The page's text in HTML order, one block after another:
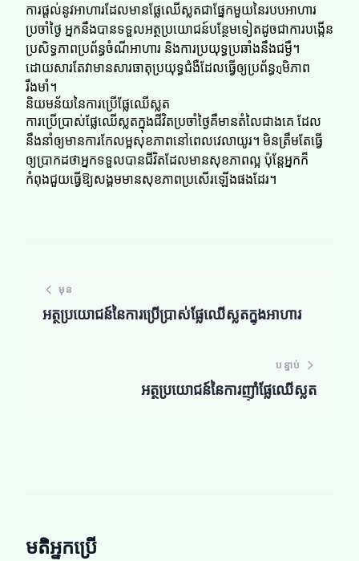
ការផ្តល់នូវអាហារដែលមានផ្លែឈើស្លត​​ជាផ្នែកមួយនៃរបបអាហារ
ប្រចាំថ្ងៃ អ្នកនឹងបានទទួលអត្ថប្រយោជន៍បន្ថែមទៀតដូចជាការបង្កើន
ប្រសិទ្ធភាពប្រព័ន្ធចំណីអាហារ និងការប្រយុទ្ធប្រឆាំងនឹងជម្ងឺ។
ដោយសារតែវាមានសារធាតុប្រយុទ្ធជំងឺដែលធ្វើឲ្យប្រព័ន្ធภูមិភាព
រឹងមាំ។
និយមន័យនៃការប្រើផ្លែឈើស្លត​​
ការប្រើប្រាស់ផ្លែឈើស្លត​​ក្នុងជីវិតប្រចាំថ្ងៃគឺមានតំលៃជាងគេ ដែល
នឹងនាំឲ្យមានការកែលម្អសុខភាពនៅពេលវេលាយូរ។ មិនត្រឹមតែធ្វើ
ឲ្យប្រាកដថាអ្នកទទួលបានជីវិតដែលមានសុខភាពល្អ ប៉ុន្តែអ្នកក៏
កំពុងជួយធ្វើឱ្យសង្គមមានសុខភាពប្រសើរឡើងផងដែរ។
មុន
អត្ថប្រយោជន៍នៃការប្រើប្រាស់ផ្លែឈើស្លត​​ក្នុងអាហារ
បន្ទាប់
អត្ថប្រយោជន៍នៃការញ៉ាំផ្លែឈើស្លត​​
មតិអ្នកប្រើ